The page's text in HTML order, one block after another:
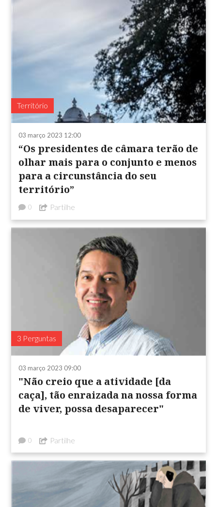
Território
03 março 2023 12:00
“Os presidentes de câmara terão de
olhar mais para o conjunto e menos
para a circunstância do seu
território”
0 Partilhe
3 Perguntas
03 março 2023 09:00
"Não creio que a atividade [da
caça], tão enraizada na nossa forma
de viver, possa desaparecer"
0 Partilhe